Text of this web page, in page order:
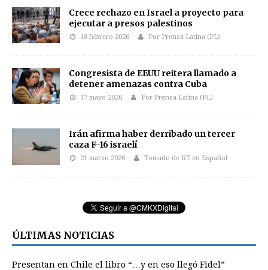
Crece rechazo en Israel a proyecto para
ejecutar a presos palestinos
18 febrero 2026 Por Prensa Latina (PL)
Congresista de EEUU reitera llamado a
detener amenazas contra Cuba
17 mayo 2026 Por Prensa Latina (PL)
Irán afirma haber derribado un tercer
caza F-16 israelí
21 marzo 2026 Tomado de RT en Español
ÚLTIMAS NOTICIAS
Presentan en Chile el libro “…y en eso llegó Fidel”